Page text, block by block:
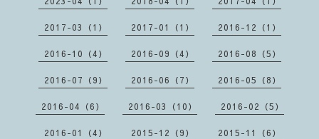
2017-03（1） 2017-01（1） 2016-12（1）
2016-10（4） 2016-09（4） 2016-08（5）
2016-07（9） 2016-06（7） 2016-05（8）
2016-04（6） 2016-03（10） 2016-02（5）
2016-01（4） 2015-12（9） 2015-11（6）